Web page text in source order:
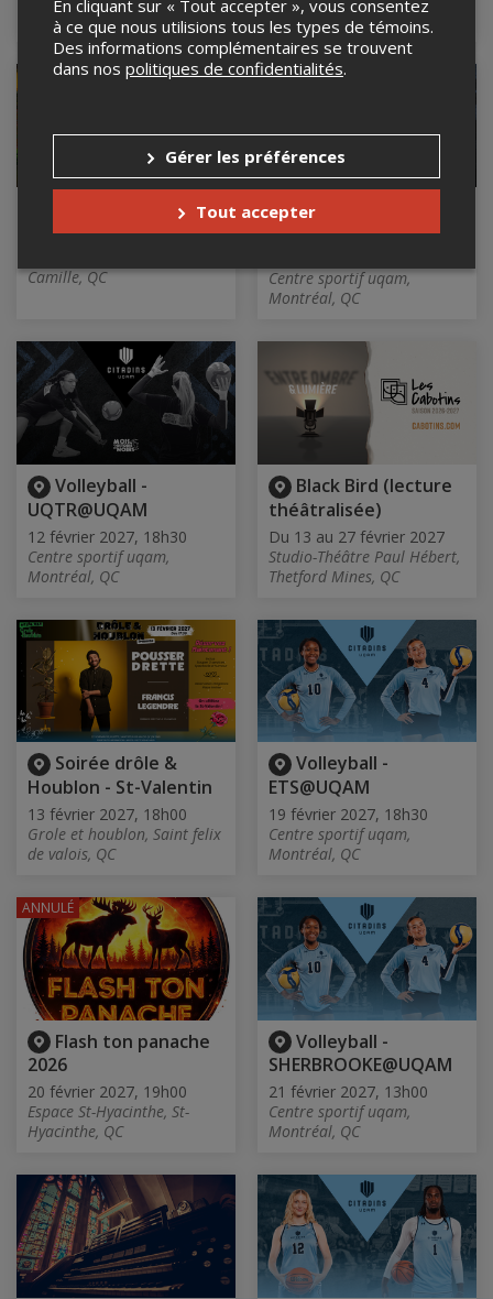
Baie, QC
7 février 2027, 15h00
Camille, QC
Basketball -
MCGILL@UQAM
Centre sportif uqam,
Montréal, QC
Volleyball -
UQTR@UQAM
12 février 2027, 18h30
Centre sportif uqam,
Montréal, QC
Black Bird (lecture
théâtralisée)
Du 13 au 27 février 2027
Studio-Théâtre Paul Hébert,
Thetford Mines, QC
Soirée drôle &
Houblon - St-Valentin
13 février 2027, 18h00
Grole et houblon, Saint felix
de valois, QC
Volleyball -
ETS@UQAM
19 février 2027, 18h30
Centre sportif uqam,
Montréal, QC
Flash ton panache
2026
20 février 2027, 19h00
Espace St-Hyacinthe, St-
Hyacinthe, QC
ANNULÉ
Volleyball -
SHERBROOKE@UQAM
21 février 2027, 13h00
Centre sportif uqam,
Montréal, QC
En cliquant sur « Tout accepter », vous consentez
à ce que nous utilisions tous les types de témoins.
Des informations complémentaires se trouvent
dans nos politiques de confidentialités.
Gérer les préférences
Tout accepter